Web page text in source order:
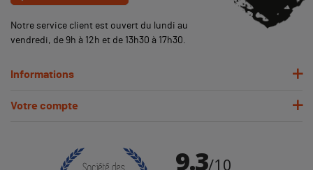
Notre service client est ouvert du lundi au
vendredi, de 9h à 12h et de 13h30 à 17h30.
Informations
Votre compte